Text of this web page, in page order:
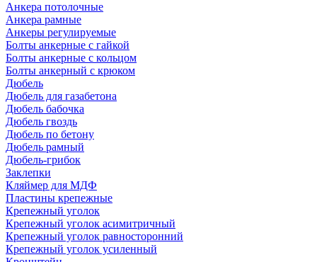
Анкера потолочные
Анкера рамные
Анкеры регулируемые
Болты анкерные с гайкой
Болты анкерные с кольцом
Болты анкерный с крюком
Дюбель
Дюбель для газабетона
Дюбель бабочка
Дюбель гвоздь
Дюбель по бетону
Дюбель рамный
Дюбель-грибок
Заклепки
Кляймер для МДФ
Пластины крепежные
Крепежный уголок
Крепежный уголок асимитричный
Крепежный уголок равносторонний
Крепежный уголок усиленный